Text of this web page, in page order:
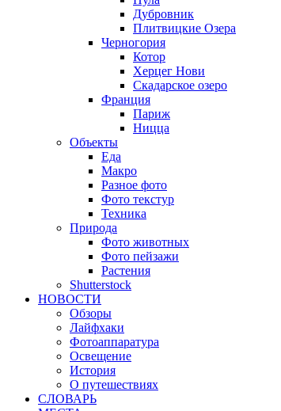
Дубровник
Плитвицкие Озера
Черногория
Котор
Херцег Нови
Скадарское озеро
Франция
Париж
Ницца
Объекты
Еда
Макро
Разное фото
Фото текстур
Техника
Природа
Фото животных
Фото пейзажи
Растения
Shutterstock
НОВОСТИ
Обзоры
Лайфхаки
Фотоаппаратура
Освещение
История
О путешествиях
CЛОВАРЬ